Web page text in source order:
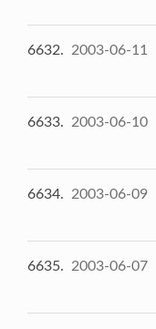
6632 2003-06-11
6633 2003-06-10
6634 2003-06-09
6635 2003-06-07